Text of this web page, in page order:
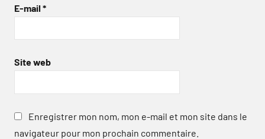
E-mail *
Site web
Enregistrer mon nom, mon e-mail et mon site dans le
navigateur pour mon prochain commentaire.